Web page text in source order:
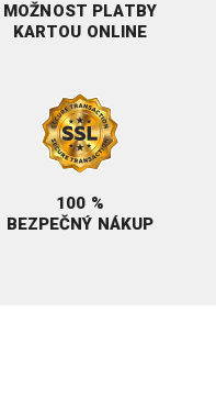
MOŽNOST PLATBY
KARTOU ONLINE
100 %
BEZPEČNÝ NÁKUP